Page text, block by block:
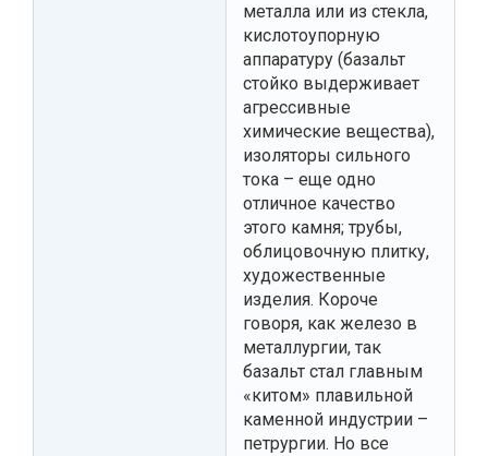
металла или из стекла,
кислотоупорную
аппаратуру (базальт
стойко выдерживает
агрессивные
химические вещества),
изоляторы сильного
тока – еще одно
отличное качество
этого камня; трубы,
облицовочную плитку,
художественные
изделия. Короче
говоря, как железо в
металлургии, так
базальт стал главным
«китом» плавильной
каменной индустрии –
петрургии. Но все